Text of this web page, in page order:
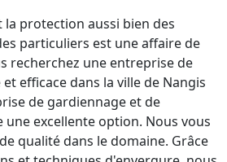
la protection aussi bien des
particuliers est une affaire de
recherchez une entreprise de
efficace dans la ville de Nangis
de gardiennage et de
une excellente option. Nous vous
qualité dans le domaine. Grâce